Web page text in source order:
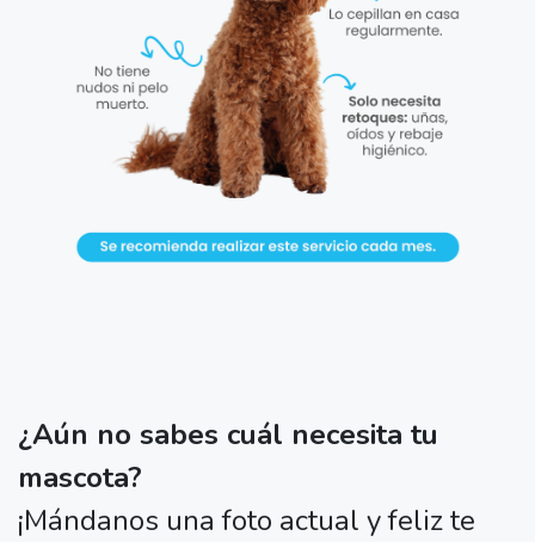
¿Aún no sabes cuál necesita tu
mascota?
¡Mándanos una foto actual y feliz te